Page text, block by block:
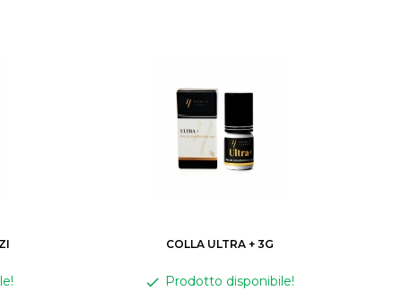
COLLA ULTRA + 3G
Prodotto disponibile!